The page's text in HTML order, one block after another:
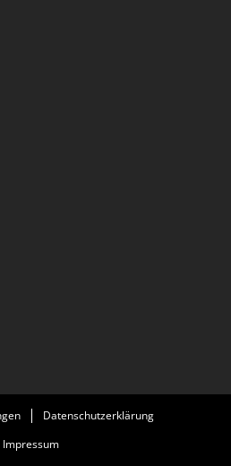
Datenschutzerklärung
Impressum